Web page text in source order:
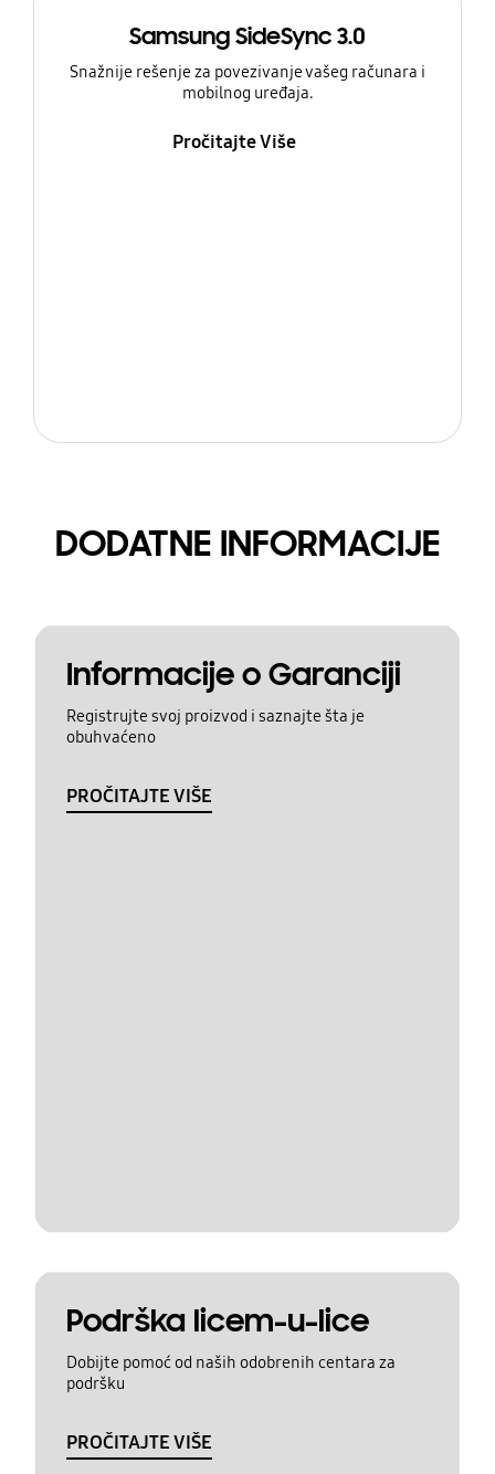
Samsung SideSync 3.0
Snažnije rešenje za povezivanje vašeg računara i
mobilnog uređaja.
Pročitajte Više
DODATNE INFORMACIJE
Informacije o Garanciji
Registrujte svoj proizvod i saznajte šta je
obuhvaćeno
PROČITAJTE VIŠE
Podrška licem-u-lice
Dobijte pomoć od naših odobrenih centara za
podršku
PROČITAJTE VIŠE